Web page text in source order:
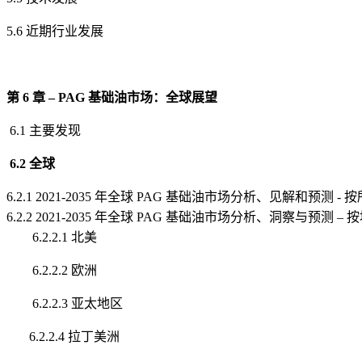
5.6 近期行业发展
第 6 章 – PAG 基础油市场：全球展望
6.1 主要发现
6.2 全球
6.2.1 2021-2035 年全球 PAG 基础油市场分析、见解和预测 -
6.2.2 2021-2035 年全球 PAG 基础油市场分析、洞察与预测 –
6.2.2.1 北美
6.2.2.2 欧洲
6.2.2.3 亚太地区
6.2.2.4 拉丁美洲